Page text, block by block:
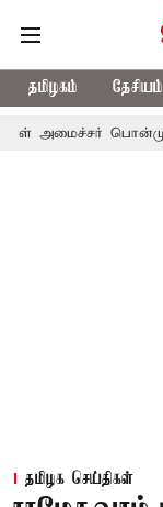
தமிழகம் தேசியம்
பொன்முடிக்கு
தமிழக செய்திகள்